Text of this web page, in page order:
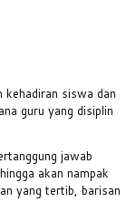
kehadiran siswa dan
guru yang disiplin
jawab
akan nampak
yang tertib, barisan